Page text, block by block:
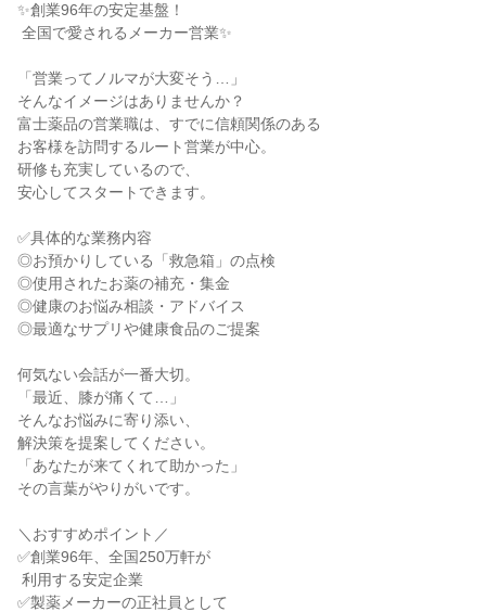
✨創業96年の安定基盤！
「営業ってノルマが大変そう…」
そんなイメージはありませんか？
富士薬品の営業職は、すでに信頼関係のある
お客様を訪問するルート営業が中心。
研修も充実しているので、
安心してスタートできます。
✅具体的な業務内容
◎お預かりしている「救急箱」の点検
◎使用されたお薬の補充・集金
◎健康のお悩み相談・アドバイス
◎最適なサプリや健康食品のご提案
何気ない会話が一番大切。
「最近、膝が痛くて…」
そんなお悩みに寄り添い、
解決策を提案してください。
「あなたが来てくれて助かった」
その言葉がやりがいです。
＼おすすめポイント／
✅創業96年、全国250万軒が
✅製薬メーカーの正社員として